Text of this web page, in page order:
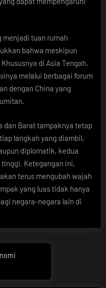
menjadi tuan rumah
bahwa meskipun
di Asia Tengah,
melalui berbagai forum
dengan China yang
dan Barat tampaknya tetap
langkah yang diambil,
diplomatik, kedua
Ketegangan ini,
terus mengubah wajah
yang luas tidak hanya
negara-negara lain di